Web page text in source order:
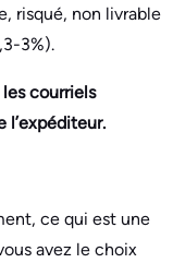
risqué, non livrable
3%).
courriels
l’expéditeur.
ce qui est une
avez le choix